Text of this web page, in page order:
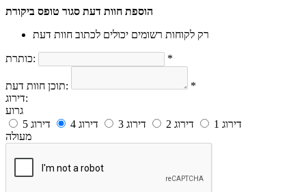
הוספת חוות דעת סגור טופס ביקורת
רק לקוחות רשומים יכולים לכתוב חוות דעת
כותרת: *
תוכן חוות דעת:
*
דירוג:
גרוע
דירוג 1
דירוג 2 דירוג 3 דירוג 4
דירוג 5
מעולה